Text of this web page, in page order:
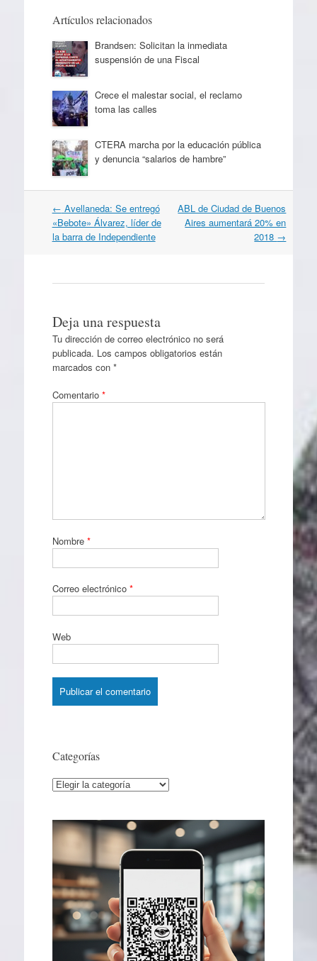
Artículos relacionados
Brandsen: Solicitan la inmediata
suspensión de una Fiscal
Crece el malestar social, el reclamo
toma las calles
CTERA marcha por la educación pública
y denuncia “salarios de hambre”
Navegación
por
artículos
← Avellaneda: Se entregó
«Bebote» Álvarez, líder de
la barra de Independiente
ABL de Ciudad de Buenos
Aires aumentará 20% en
2018 →
Deja una respuesta
Tu dirección de correo electrónico no será
publicada. Los campos obligatorios están
marcados con *
Comentario *
Nombre *
Correo electrónico *
Web
Categorías
Categorías